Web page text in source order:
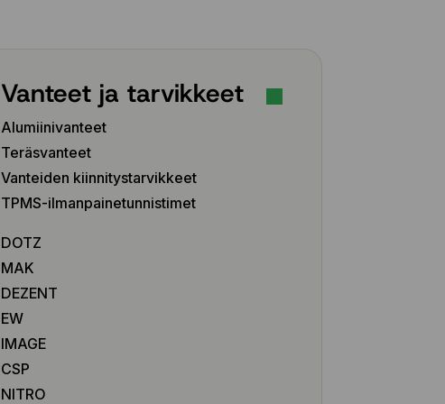
Vanteet ja tarvikkeet
Alumiinivanteet
Teräsvanteet
Vanteiden kiinnitystarvikkeet
TPMS-ilmanpainetunnistimet
DOTZ
MAK
DEZENT
EW
IMAGE
CSP
NITRO